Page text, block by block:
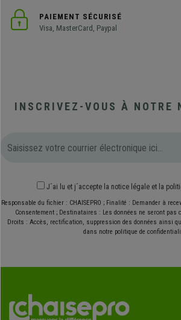
PAIEMENT SÉCURISÉ
Visa, MasterCard, Paypal
INSCRIVEZ-VOUS À NOTRE
J´ai lu et j´accepte la notice légale et la
Responsable du fichier : CHAISEPRO ; Finalité : Demander à
Consentement ; Destinataires : Les données ne seront pas
Droits : Accès, rectification, suppression des données ainsi
dans notre politique de